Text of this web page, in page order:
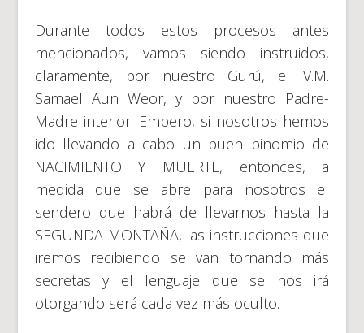
Durante todos estos procesos antes
mencionados, vamos siendo instruidos,
claramente, por nuestro Gurú, el V.M.
Samael Aun Weor, y por nuestro Padre-
Madre interior. Empero, si nosotros hemos
ido llevando a cabo un buen binomio de
NACIMIENTO Y MUERTE, entonces, a
medida que se abre para nosotros el
sendero que habrá de llevarnos hasta la
SEGUNDA MONTAÑA, las instrucciones que
iremos recibiendo se van tornando más
secretas y el lenguaje que se nos irá
otorgando será cada vez más oculto.